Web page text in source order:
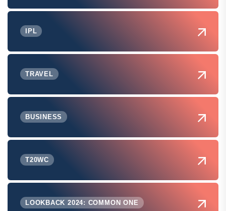
IPL
TRAVEL
BUSINESS
T20WC
LOOKBACK 2024: COMMON ONE